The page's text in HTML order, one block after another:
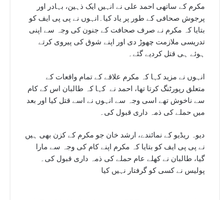
مکرم کے ساتھی احمد علی نے انہیں ایک ذہین، بہادر اور
پرجوش صحافی کے طور پر یاد کیا۔انہوں نے پی پی ایف کو
بتایا کہ مکرم نے صرف صحافت کے جنون کی وجہ سے اپنی
تدریسی ملازمت چھوڑ دی اور اپنے شوق کی پیروی کرتے
ہوئے ہی قتل کردیے گئے۔
متعلق رپورٹنگ کرتا تھا، احمد نے کہا کہ طالبان اس کے کام
سے ناخوش تھے اسی وجہ سے انہوں نے اسے قتل کیا اور بعد
میں حملے کی ذمہ داری قبول کی۔
دیوہ ریڈیو کے نمائندے، ارشد خان جو مکرم کے کزن بھی ہیں
نے پی پی ایف کو بتایا کہ مکرم اپنے کام کی وجہ سے مارا
گیا، طالبان نے کھلے عام حملے کی ذمہ داری قبول کی۔
پولیس نے کسی کو گرفتار نہیں کیا